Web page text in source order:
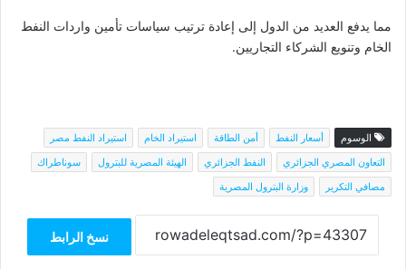
مما يدفع العديد من الدول إلى إعادة ترتيب سياسات تأمين واردات النفط
الخام وتنويع الشركاء التجاريين.
الوسوم أسعار النفط أمن الطاقة استيراد الخام
استيراد النفط مصر
التعاون المصري الجزائري
النفط الجزائري الهيئة المصرية للبترول
سوناطراك
مصافي التكرير
وزارة البترول المصرية
نسخ الرابط